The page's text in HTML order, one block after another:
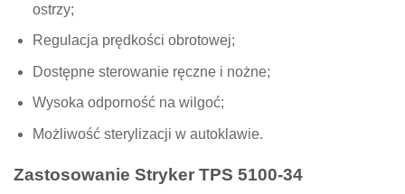
ostrzy;
Regulacja prędkości obrotowej;
Dostępne sterowanie ręczne i nożne;
Wysoka odporność na wilgoć;
Możliwość sterylizacji w autoklawie.
Zastosowanie Stryker TPS 5100-34